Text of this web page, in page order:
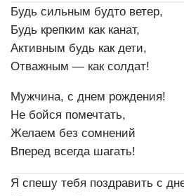
Будь сильным будто ветер,
Будь крепким как канат,
Активным будь как дети,
Отважным — как солдат!
Мужчина, с днем рождения!
Не бойся помечтать,
Желаем без сомнений
Вперед всегда шагать!
Я спешу тебя поздравить с